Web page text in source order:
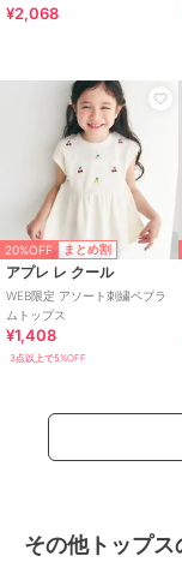
¥2,068
20%OFF まとめ割
アプレ レ クール
WEB限定 アソート刺繍ペプラ
ムトップス
¥1,408
3点以上で5%OFF
その他トップ